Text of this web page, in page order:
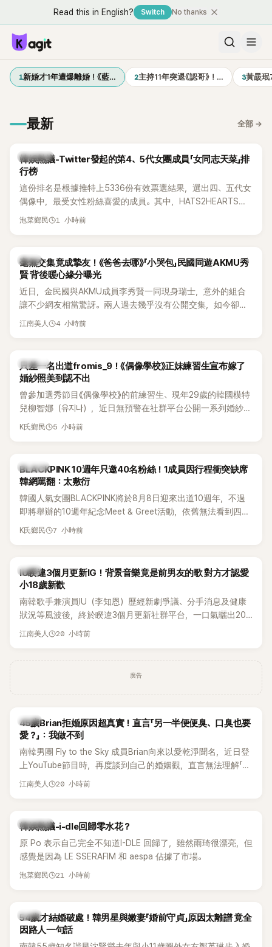
Read this in English? Switch No thanks
1新婚才1年遭爆離婚！《藍… 2主持11年突退《認哥》！… 3黃晸
最新 全部 →
熱議討論
韓娛熱議-Twitter發起的第4、5代女團成員「女同志天菜」排
行榜
這份排名是根據推特上5336份有效票選結果，選出四、五代女
偶像中，最受女性粉絲喜愛的成員。其中，HATS2HEARTS成
員包攬了前三名，展現了她們在女性社群中的高人氣。
泡菜鄉民 1 小時前
韓星
毫無交集竟成摯友！《爸爸去哪》「小哭包」民國同遊AKMU秀
賢 背後暖心緣分曝光
近日，金民國與AKMU成員李秀賢一同現身瑞士，意外的組合
讓不少網友相當驚訝。兩人過去幾乎沒有公開交集，如今卻一
起踏上瑞士之旅，也讓粉絲紛紛好奇：「他們到底是怎麼認識
江南美人 4 小時前
K-POP
只差一名出道fromis_9！《偶像學校》正妹練習生宣布嫁了
婚紗照美到認不出
曾參加選秀節目《偶像學校》的前練習生、現年29歲的韓國模特
兒柳智娜（유지나），近日無預警在社群平台公開一系列婚紗
照，親自宣布即將步入婚姻，消息曝光後讓不少曾追看節目的
K氏鄉民 5 小時前
K-POP
BLACKPINK 10週年只邀40名粉絲！1成員因行程衝突缺席
韓網罵翻：太敷衍
韓國人氣女團BLACKPINK將於8月8日迎來出道10週年，不過
即將舉辦的10週年紀念Meet & Greet活動，依舊無法看到四人
合體。根據韓媒《MyDaily》7日報導，當天將由Jisoo（智秀）、
K氏鄉民 7 小時前
韓星
IU睽違3個月更新IG！背景音樂竟是前男友的歌 對方才認愛
小18歲新歡
南韓歌手兼演員IU（李知恩）歷經新劇爭議、分手消息及健康
狀況等風波後，終於睽違3個月更新社群平台，一口氣曬出20
張近況照，讓大批粉絲又驚又喜。不過，比起照片本身，更引
江南美人 20 小時前
廣告
韓星
45歲Brian拒婚原因超真實！直言「另一半便便臭、口臭也要
愛？」：我做不到
南韓男團 Fly to the Sky 成員Brian向來以愛乾淨聞名，近日登
上YouTube節目時，再度談到自己的婚姻觀，直言無法理解「連
另一半的口臭、便便臭都要愛」這種說法，更大方表明自己是不
江南美人 20 小時前
熱議討論
韓娛熱議-i-dle回歸零水花？
原 Po 表示自己完全不知道I-DLE 回歸了，雖然雨琦很漂亮，但
感覺是因為 LE SSERAFIM 和 aespa 佔據了市場。
泡菜鄉民 21 小時前
韓星
54歲才結婚破處！韓男星與嫩妻「婚前守貞」原因太離譜 竟全
因路人一句話